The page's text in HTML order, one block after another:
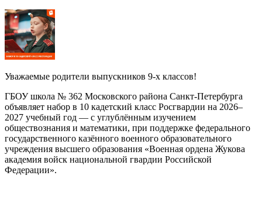
Уважаемые родители выпускников 9-х классов!
ГБОУ школа № 362 Московского района Санкт-Петербурга
объявляет набор в 10 кадетский класс Росгвардии на 2026–
2027 учебный год — с углублённым изучением
обществознания и математики, при поддержке федерального
государственного казённого военного образовательного
учреждения высшего образования «Военная ордена Жукова
академия войск национальной гвардии Российской
Федерации».